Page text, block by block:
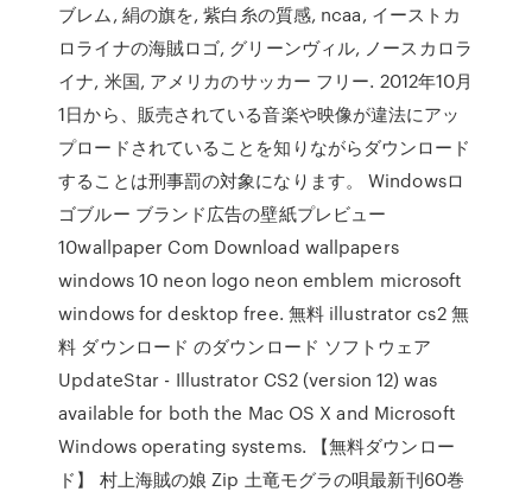
ブレム, 絹の旗を, 紫白糸の質感, ncaa, イーストカ
ロライナの海賊ロゴ, グリーンヴィル, ノースカロラ
イナ, 米国, アメリカのサッカー フリー. 2012年10月
1日から、販売されている音楽や映像が違法にアッ
プロードされていることを知りながらダウンロード
することは刑事罰の対象になります。 Windowsロ
ゴブルー ブランド広告の壁紙プレビュー
10wallpaper Com Download wallpapers
windows 10 neon logo neon emblem microsoft
windows for desktop free. 無料 illustrator cs2 無
料 ダウンロード のダウンロード ソフトウェア
UpdateStar - Illustrator CS2 (version 12) was
available for both the Mac OS X and Microsoft
Windows operating systems. 【無料ダウンロー
ド】 村上海賊の娘 Zip 土竜モグラの唄最新刊60巻